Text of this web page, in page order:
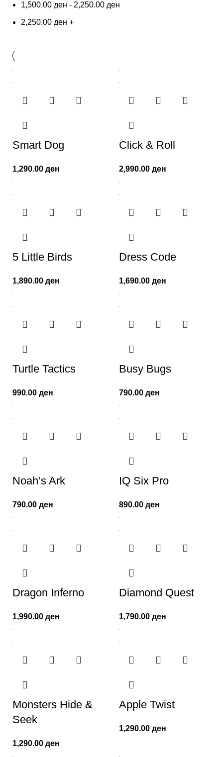
1,500.00 ден - 2,250.00 ден
2,250.00 ден +
Smart Dog
1,290.00 ден
Click & Roll
2,990.00 ден
5 Little Birds
1,890.00 ден
Dress Code
1,690.00 ден
Turtle Tactics
990.00 ден
Busy Bugs
790.00 ден
Noah’s Ark
790.00 ден
IQ Six Pro
890.00 ден
Dragon Inferno
1,990.00 ден
Diamond Quest
1,790.00 ден
Monsters Hide &
Seek
1,290.00 ден
Apple Twist
1,290.00 ден